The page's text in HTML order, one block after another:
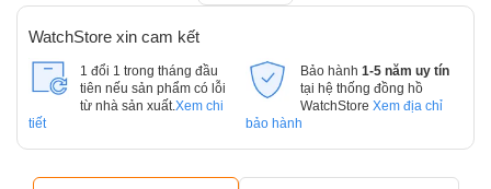
WatchStore xin cam kết
1 đổi 1 trong tháng đầu
tiên nếu sản phẩm có lỗi
từ nhà sản xuất. Xem chi
tiết
Bảo hành 1-5 năm uy tín
tại hệ thống đồng hồ
WatchStore Xem địa chỉ
bảo hành